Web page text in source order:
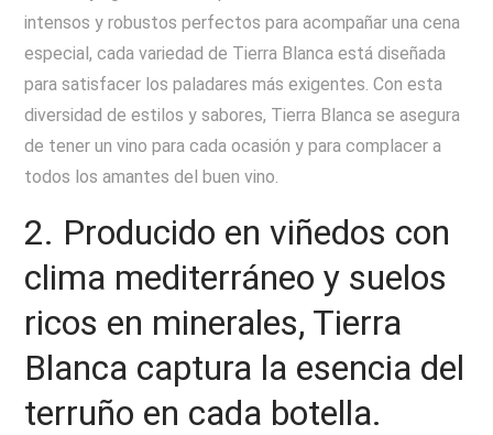
intensos y robustos perfectos para acompañar una cena
especial, cada variedad de Tierra Blanca está diseñada
para satisfacer los paladares más exigentes. Con esta
diversidad de estilos y sabores, Tierra Blanca se asegura
de tener un vino para cada ocasión y para complacer a
todos los amantes del buen vino.
2. Producido en viñedos con
clima mediterráneo y suelos
ricos en minerales, Tierra
Blanca captura la esencia del
terruño en cada botella.